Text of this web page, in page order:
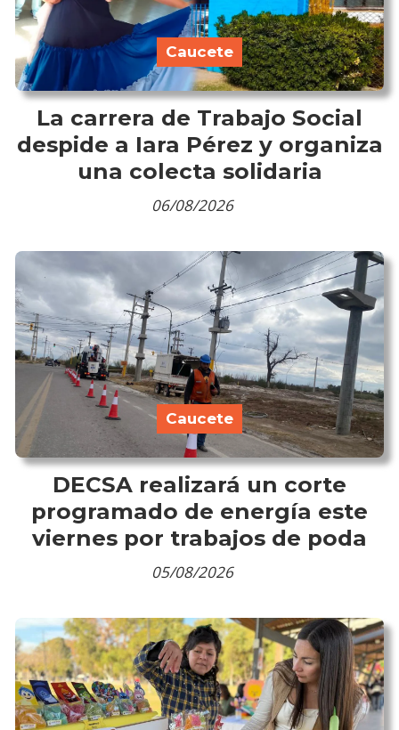
La carrera de Trabajo Social
despide a Iara Pérez y organiza
una colecta solidaria
Caucete
06/08/2026
DECSA realizará un corte
programado de energía este
viernes por trabajos de poda
Caucete
05/08/2026